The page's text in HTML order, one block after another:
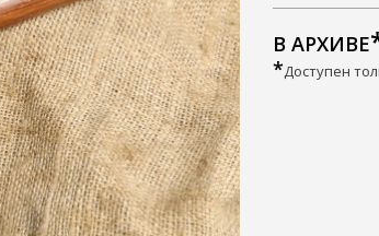
В АРХИВЕ
*Доступен